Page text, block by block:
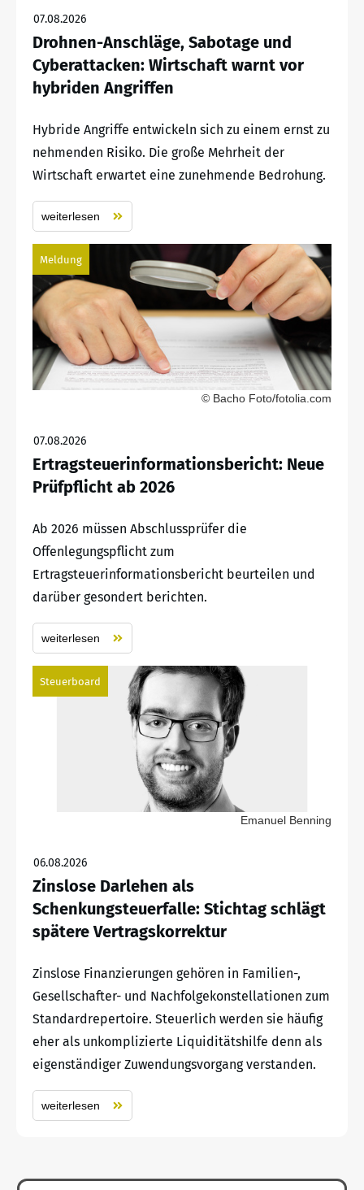
07.08.2026
Drohnen-Anschläge, Sabotage und
Cyberattacken: Wirtschaft warnt vor
hybriden Angriffen
Hybride Angriffe entwickeln sich zu einem ernst zu
nehmenden Risiko. Die große Mehrheit der
Wirtschaft erwartet eine zunehmende Bedrohung.
weiterlesen
Meldung
© Bacho Foto/fotolia.com
07.08.2026
Ertragsteuerinformationsbericht: Neue
Prüfpflicht ab 2026
Ab 2026 müssen Abschlussprüfer die
Offenlegungspflicht zum
Ertragsteuerinformationsbericht beurteilen und
darüber gesondert berichten.
weiterlesen
Steuerboard
Emanuel Benning
06.08.2026
Zinslose Darlehen als
Schenkungsteuerfalle: Stichtag schlägt
spätere Vertragskorrektur
Zinslose Finanzierungen gehören in Familien-,
Gesellschafter- und Nachfolgekonstellationen zum
Standardrepertoire. Steuerlich werden sie häufig
eher als unkomplizierte Liquiditätshilfe denn als
eigenständiger Zuwendungsvorgang verstanden.
weiterlesen